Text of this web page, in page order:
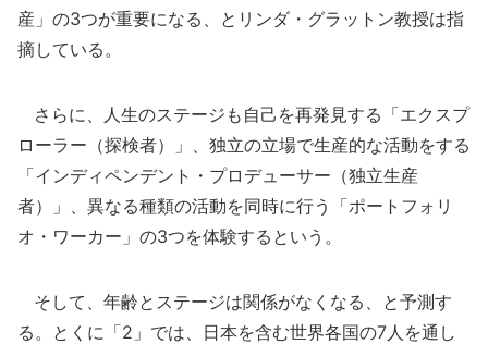
産」の3つが重要になる、とリンダ・グラットン教授は指
摘している。
さらに、人生のステージも自己を再発見する「エクスプ
ローラー（探検者）」、独立の立場で生産的な活動をする
「インディペンデント・プロデューサー（独立生産
者）」、異なる種類の活動を同時に行う「ポートフォリ
オ・ワーカー」の3つを体験するという。
そして、年齢とステージは関係がなくなる、と予測す
る。とくに「2」では、日本を含む世界各国の7人を通し